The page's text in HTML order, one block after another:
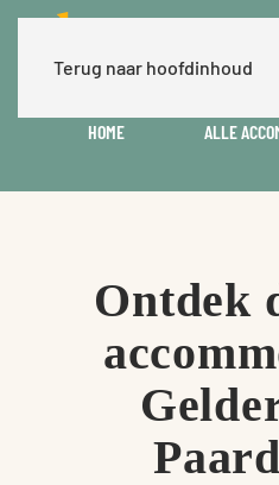
Terug naar hoofdinhoud
HOME ALLE
Ontdek